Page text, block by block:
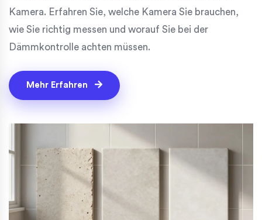
Kamera. Erfahren Sie, welche Kamera Sie brauchen,
wie Sie richtig messen und worauf Sie bei der
Dämmkontrolle achten müssen.
Mehr Erfahren